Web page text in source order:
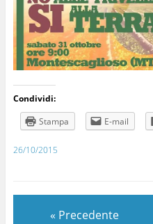
Condividi:
Stampa
E-mail
26/10/2015
« Precedente